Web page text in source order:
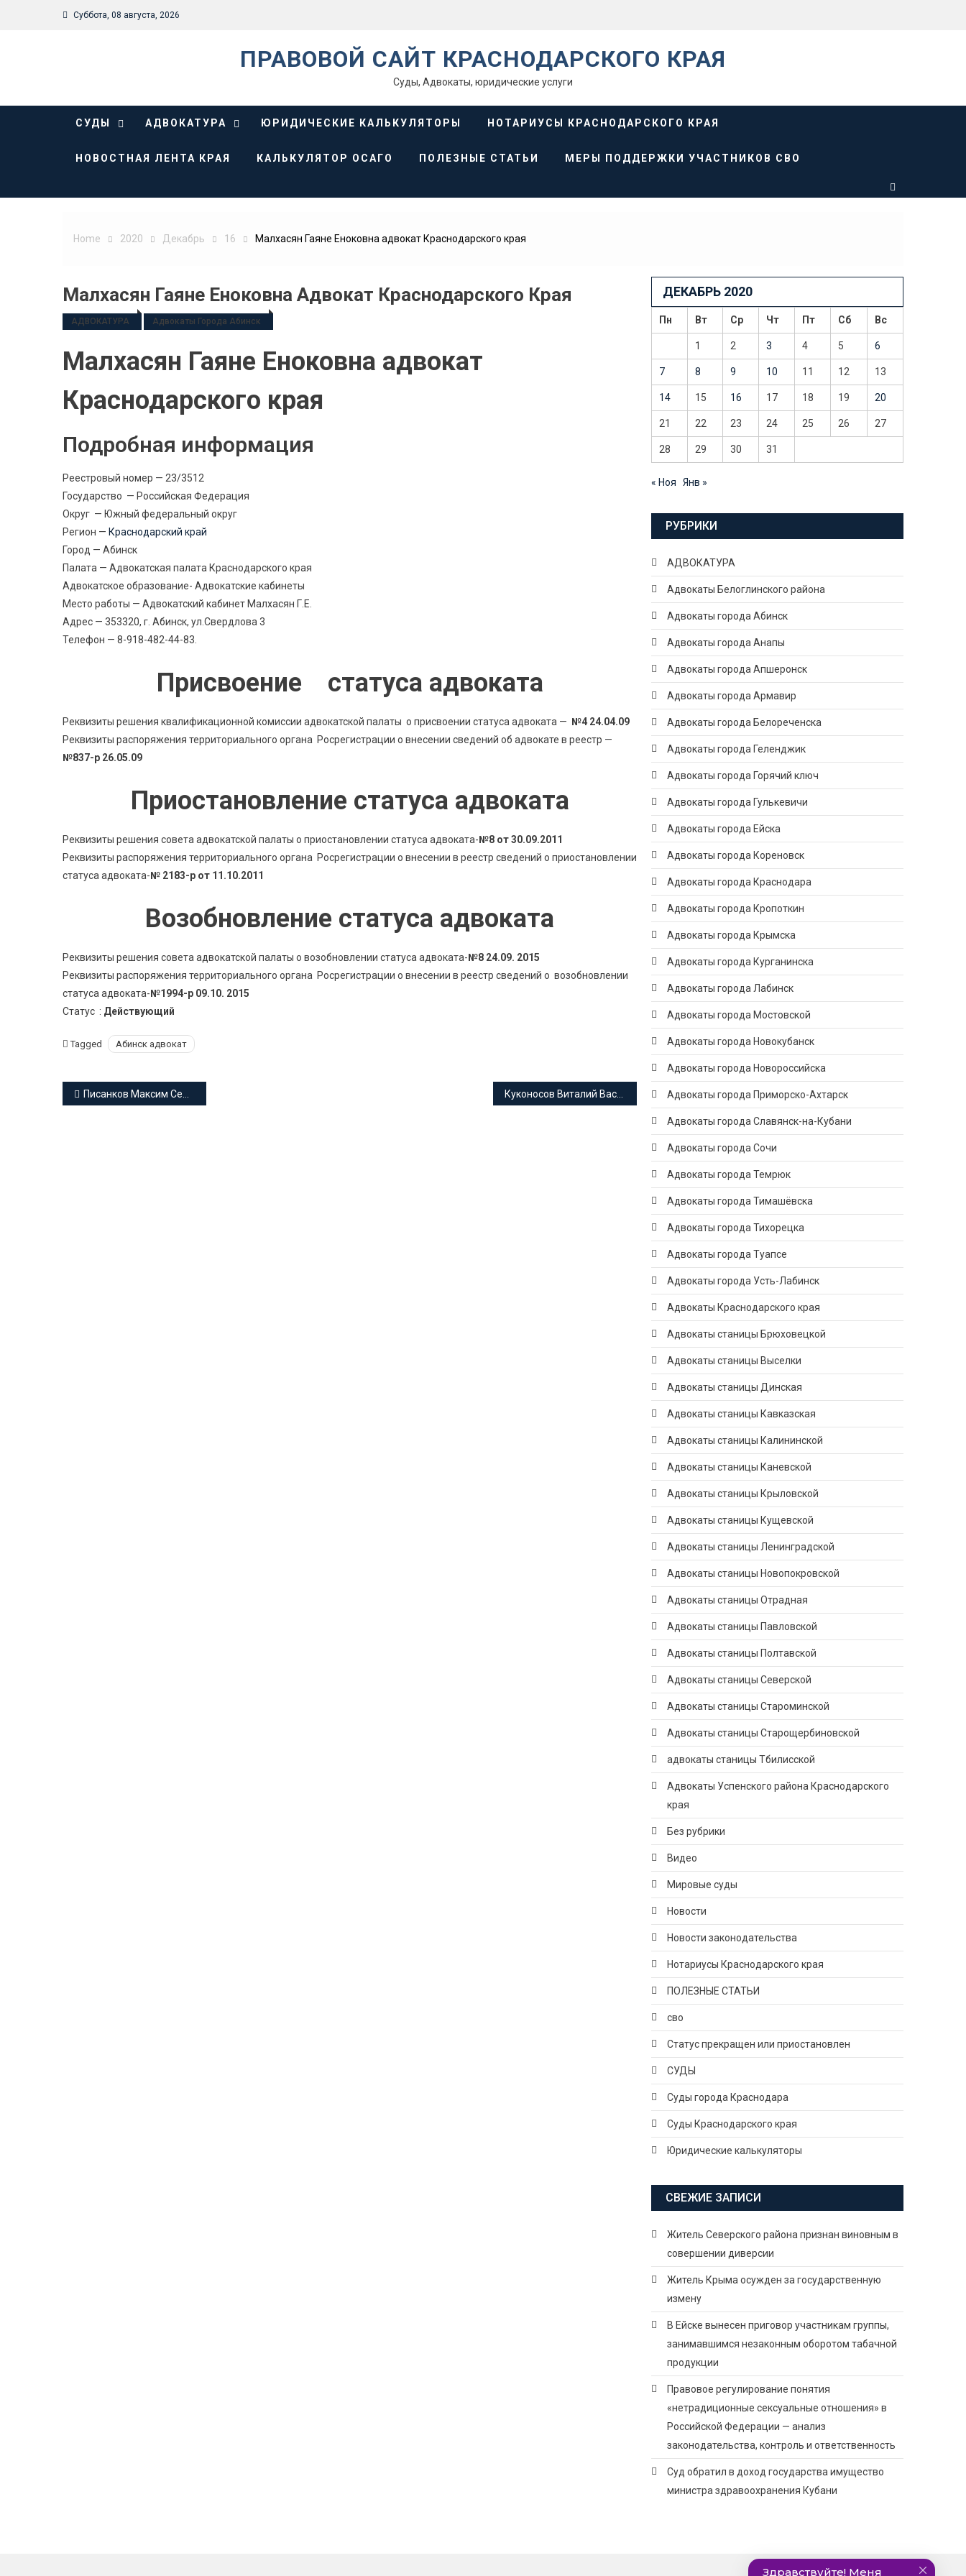
Суббота, 08 августа, 2026
ПРАВОВОЙ САЙТ КРАСНОДАРСКОГО КРАЯ
Суды, Адвокаты, юридические услуги
СУДЫ АДВОКАТУРА ЮРИДИЧЕСКИЕ КАЛЬКУЛЯТОРЫ НОТАРИУСЫ КРАСНОДАРСКОГО КРАЯ
НОВОСТНАЯ ЛЕНТА КРАЯ КАЛЬКУЛЯТОР ОСАГО ПОЛЕЗНЫЕ СТАТЬИ МЕРЫ ПОДДЕРЖКИ УЧАСТНИКОВ СВО
Home 2020 Декабрь 16 Малхасян Гаяне Еноковна адвокат Краснодарского края
Малхасян Гаяне Еноковна Адвокат Краснодарского Края
АДВОКАТУРА Адвокаты Города Абинск
Малхасян Гаяне Еноковна адвокат
Краснодарского края
Подробная информация
Реестровый номер — 23/3512
Государство — Российская Федерация
Округ — Южный федеральный округ
Регион — Краснодарский край
Город — Абинск
Палата — Адвокатская палата Краснодарского края
Адвокатское образование- Адвокатские кабинеты
Место работы — Адвокатский кабинет Малхасян Г.Е.
Адрес — 353320, г. Абинск, ул.Свердлова 3
Телефон — 8-918-482-44-83.
Присвоение статуса адвоката
Реквизиты решения квалификационной комиссии адвокатской палаты о присвоении статуса адвоката — №4 24.04.09
Реквизиты распоряжения территориального органа Росрегистрации о внесении сведений об адвокате в реестр —
№837-р 26.05.09
Приостановление статуса адвоката
Реквизиты решения совета адвокатской палаты о приостановлении статуса адвоката-№8 от 30.09.2011
Реквизиты распоряжения территориального органа Росрегистрации о внесении в реестр сведений о приостановлении
статуса адвоката-№ 2183-р от 11.10.2011
Возобновление статуса адвоката
Реквизиты решения совета адвокатской палаты о возобновлении статуса адвоката-№8 24.09. 2015
Реквизиты распоряжения территориального органа Росрегистрации о внесении в реестр сведений о возобновлении
статуса адвоката-№1994-р 09.10. 2015
Статус : Действующий
Tagged Абинск адвокат
Навигация
Писанков Максим Сергеевич адвокат Краснодарского края
ДЕКАБРЬ 2020
Пн Вт Ср Чт Пт Сб Вс
1 2 3 4 5 6
7 8 9 10 11 12 13
14 15 16 17 18 19 20
21 22 23 24 25 26 27
28 29 30 31
« Ноя Янв »
РУБРИКИ
АДВОКАТУРА
Адвокаты Белоглинского района
Адвокаты города Абинск
Адвокаты города Анапы
Адвокаты города Апшеронск
Адвокаты города Армавир
Адвокаты города Белореченска
Адвокаты города Геленджик
Адвокаты города Горячий ключ
Адвокаты города Гулькевичи
Адвокаты города Ейска
Адвокаты города Кореновск
Адвокаты города Краснодара
Адвокаты города Кропоткин
Адвокаты города Крымска
Адвокаты города Курганинска
Адвокаты города Лабинск
Адвокаты города Мостовской
Адвокаты города Новокубанск
Адвокаты города Новороссийска
Адвокаты города Приморско-Ахтарск
Адвокаты города Славянск-на-Кубани
Адвокаты города Сочи
Адвокаты города Темрюк
Адвокаты города Тимашёвска
Адвокаты города Тихорецка
Адвокаты города Туапсе
Адвокаты города Усть-Лабинск
Адвокаты Краснодарского края
Адвокаты станицы Брюховецкой
Адвокаты станицы Выселки
Адвокаты станицы Динская
Адвокаты станицы Кавказская
Адвокаты станицы Калининской
Адвокаты станицы Каневской
Адвокаты станицы Крыловской
Адвокаты станицы Кущевской
Адвокаты станицы Ленинградской
Адвокаты станицы Новопокровской
Адвокаты станицы Отрадная
Адвокаты станицы Павловской
Адвокаты станицы Полтавской
Адвокаты станицы Северской
Адвокаты станицы Староминской
Адвокаты станицы Старощербиновской
адвокаты станицы Тбилисской
Адвокаты Успенского района Краснодарского
края
Без рубрики
Видео
Мировые суды
Новости
Новости законодательства
Нотариусы Краснодарского края
ПОЛЕЗНЫЕ СТАТЬИ
сво
Статус прекращен или приостановлен
СУДЫ
Суды города Краснодара
Суды Краснодарского края
Юридические калькуляторы
СВЕЖИЕ ЗАПИСИ
Житель Северского района признан виновным в
совершении диверсии
Житель Крыма осужден за государственную
измену
В Ейске вынесен приговор участникам группы,
занимавшимся незаконным оборотом табачной
продукции
Правовое регулирование понятия
«нетрадиционные сексуальные отношения» в
Российской Федерации — анализ
законодательства, контроль и ответственность
Суд обратил в доход государства имущество
министра здравоохранения Кубани